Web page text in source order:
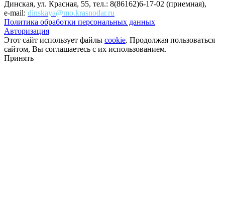
Динская, ул. Красная, 55, тел.: 8(86162)6-17-02 (приемная),
e-mail: dinskaya@mo.krasnodar.ru
Политика обработки персональных данных
Авторизация
Этот сайт использует файлы cookie. Продолжая пользоваться
сайтом, Вы соглашаетесь с их использованием.
Принять